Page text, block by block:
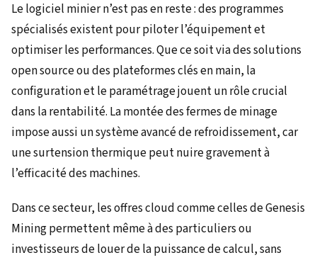
Le logiciel minier n’est pas en reste : des programmes
spécialisés existent pour piloter l’équipement et
optimiser les performances. Que ce soit via des solutions
open source ou des plateformes clés en main, la
configuration et le paramétrage jouent un rôle crucial
dans la rentabilité. La montée des fermes de minage
impose aussi un système avancé de refroidissement, car
une surtension thermique peut nuire gravement à
l’efficacité des machines.
Dans ce secteur, les offres cloud comme celles de Genesis
Mining permettent même à des particuliers ou
investisseurs de louer de la puissance de calcul, sans